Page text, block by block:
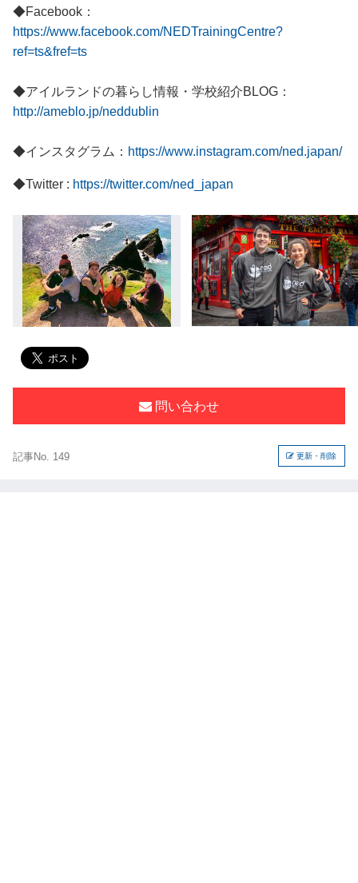
◆Facebook：
https://www.facebook.com/NEDTrainingCentre?
ref=ts&fref=ts
◆アイルランドの暮らし情報・学校紹介BLOG：
http://ameblo.jp/neddublin
◆インスタグラム： https://www.instagram.com/ned.japan/
◆Twitter : https://twitter.com/ned_japan
問い合わせ
記事No. 149 更新・削除